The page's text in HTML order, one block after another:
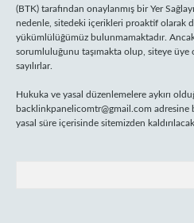
(BTK) tarafından onaylanmış bir Yer
nedenle, sitedeki içerikleri proaktif olarak
yükümlülüğümüz bulunmamaktadır.
sorumluluğunu taşımakta olup, siteye
sayılırlar.
Hukuka ve yasal düzenlemelere aykırı
backlinkpanelicomtr@gmail.com adresine
yasal süre içerisinde sitemizden